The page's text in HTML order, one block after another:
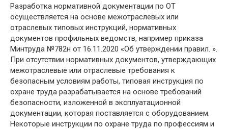
Разработка нормативной документации по ОТ
осуществляется на основе межотраслевых или
отраслевых типовых инструкций, нормативных
документов профильных ведомств, например приказа
Минтруда №782н от 16.11.2020 «Об утверждении правил. ».
При отсутствии нормативных документов, утверждающих
межотраслевые или отраслевые требования к
безопасным условиям работы, типовая инструкция по
охране труда разрабатывается на основе требований
безопасности, изложенной в эксплуатационной
документации, которая поставляется с оборудованием.
Некоторые инструкции по охране труда по профессиям и